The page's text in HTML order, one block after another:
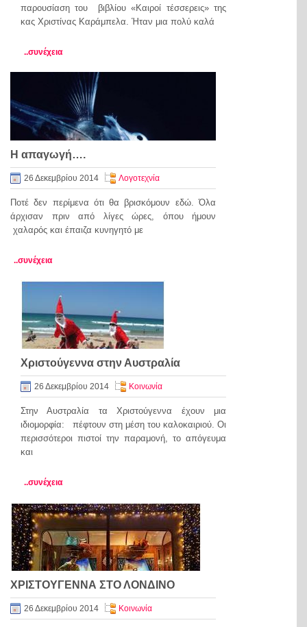
παρουσίαση του βιβλίου «Καιροί τέσσερεις» της
κας Χριστίνας Καράμπελα. Ήταν μια πολύ καλά
..συνέχεια
Η απαγωγή….
26 Δεκεμβρίου 2014 Λογοτεχνία
Ποτέ δεν περίμενα ότι θα βρισκόμουν εδώ. Όλα
άρχισαν πριν από λίγες ώρες, όπου ήμουν
χαλαρός και έπαιζα κυνηγητό με
..συνέχεια
Χριστούγεννα στην Αυστραλία
26 Δεκεμβρίου 2014 Κοινωνία
Στην Αυστραλία τα Χριστούγεννα έχουν μια
ιδιομορφία: πέφτουν στη μέση του καλοκαιριού. Οι
περισσότεροι πιστοί την παραμονή, το απόγευμα
και
..συνέχεια
ΧΡΙΣΤΟΥΓΕΝΝΑ ΣΤΟ ΛΟΝΔΙΝΟ
26 Δεκεμβρίου 2014 Κοινωνία